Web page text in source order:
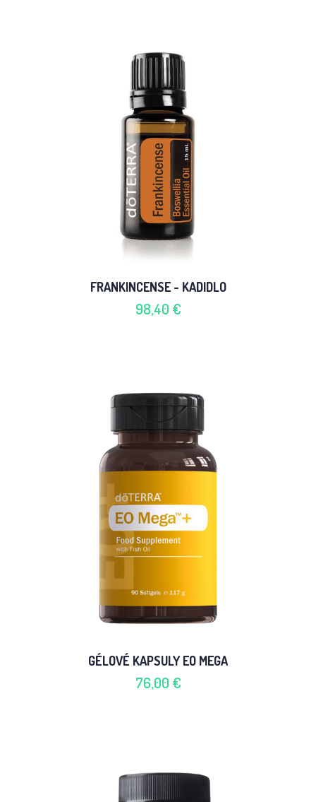
FRANKINCENSE - KADIDLO
98,40 €
GÉLOVÉ KAPSULY EO MEGA
76,00 €